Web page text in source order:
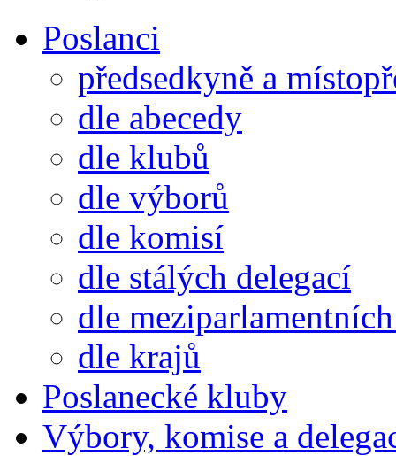
Poslanci
předsedkyně a
dle abecedy
dle klubů
dle výborů
dle komisí
dle stálých delegací
dle
dle krajů
Poslanecké kluby
Výbory, komise a